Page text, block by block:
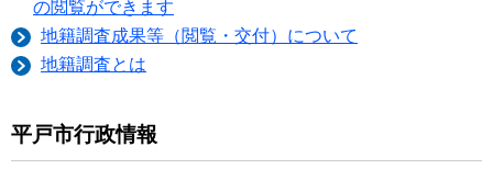
平戸市行政情報
の閲覧ができます
地籍調査成果等（閲覧・交付）について
地籍調査とは